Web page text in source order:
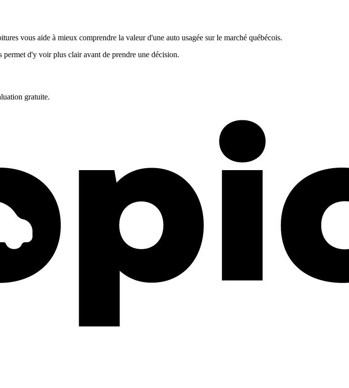
vous aide à mieux comprendre la valeur d'une auto usagée sur le marché québécois.
d'y voir plus clair avant de prendre une décision.
gratuite.